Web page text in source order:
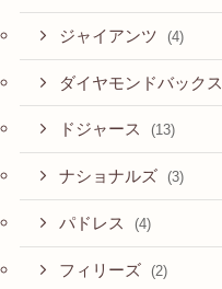
ジャイアンツ (4)
ダイヤモンドバックス
ドジャース (13)
ナショナルズ (3)
パドレス (4)
フィリーズ (2)